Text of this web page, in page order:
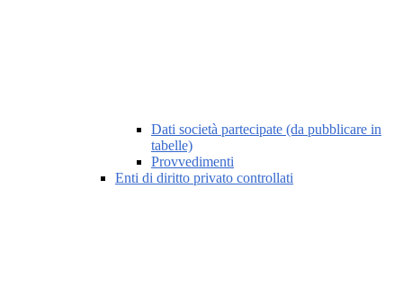
Dati società partecipate (da pubblicare in
tabelle)
Provvedimenti
Enti di diritto privato controllati